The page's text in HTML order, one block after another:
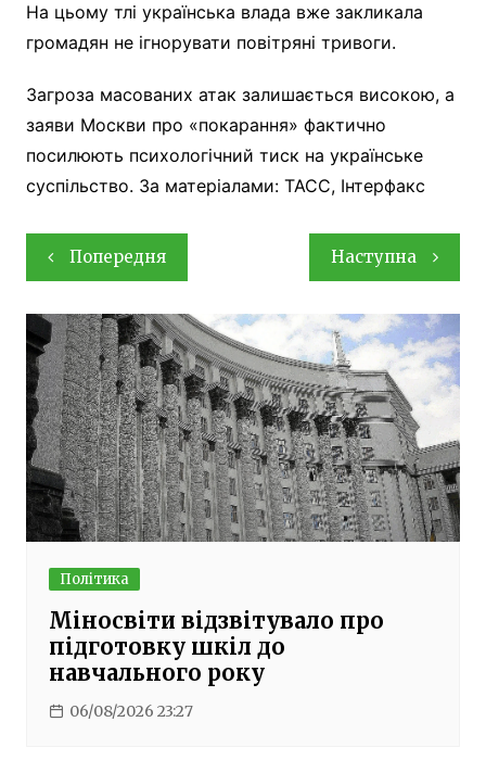
На цьому тлі українська влада вже закликала
громадян не ігнорувати повітряні тривоги.
Загроза масованих атак залишається високою, а
заяви Москви про «покарання» фактично
посилюють психологічний тиск на українське
суспільство. За матеріалами: ТАСС, Інтерфакс
Навігація
записів
Попередня Наступна
Політика
Міносвіти відзвітувало про
підготовку шкіл до
навчального року
06/08/2026 23:27